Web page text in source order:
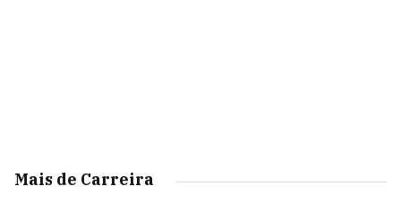
Mais de Carreira